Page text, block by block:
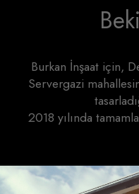
Burkan İnşaat için,
Servergazi
2018 yılında